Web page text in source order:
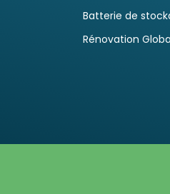
Batterie de
Rénovation